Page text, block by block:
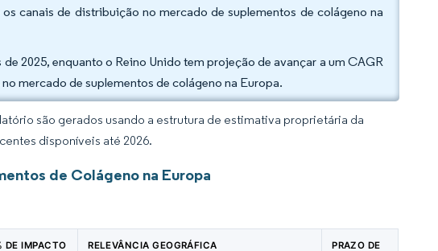
canais de distribuição no mercado de suplementos de colágeno na
2025, enquanto o Reino Unido tem projeção de avançar a um CAGR
mercado de suplementos de colágeno na Europa.
são gerados usando a estrutura de estimativa proprietária da
disponíveis até 2026.
de Colágeno na Europa
DE IMPACTO
RELEVÂNCIA GEOGRÁFICA
PRAZO DE